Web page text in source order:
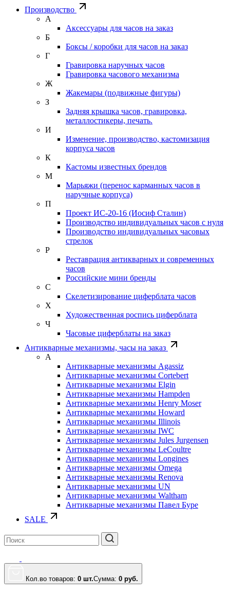
Производство
А
Аксессуары для часов на заказ
Б
Боксы / коробки для часов на заказ
Г
Гравировка наручных часов
Гравировка часового механизма
Ж
Жакемары (подвижные фигуры)
З
Задняя крышка часов, гравировка,
металлостикеры, печать.
И
Изменение, производство, кастомизация
корпуса часов
К
Кастомы известных брендов
М
Марьяжи (перенос карманных часов в
наручные корпуса)
П
Проект ИС-20-16 (Иосиф Сталин)
Производство индивидуальных часов с нуля
Производство индивидуальных часовых
стрелок
Р
Реставрация антикварных и современных
часов
Российские мини бренды
С
Скелетизирование циферблата часов
Х
Художественная роспись циферблата
Ч
Часовые циферблаты на заказ
Антикварные механизмы, часы на заказ
А
Антикварные механизмы Agassiz
Антикварные механизмы Cortebert
Антикварные механизмы Elgin
Антикварные механизмы Hampden
Антикварные механизмы Henry Moser
Антикварные механизмы Howard
Антикварные механизмы Illinois
Антикварные механизмы IWC
Антикварные механизмы Jules Jurgensen
Антикварные механизмы LeCoultre
Антикварные механизмы Longines
Антикварные механизмы Omega
Антикварные механизмы Renova
Антикварные механизмы UN
Антикварные механизмы Waltham
Антикварные механизмы Павел Буре
SALE
Кол.во товаров: 0 шт.Сумма: 0 руб.